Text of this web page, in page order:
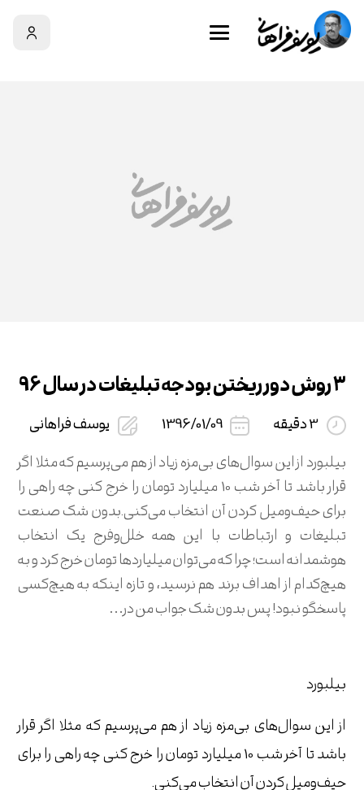
3 روش دور ریختن بودجه تبلیغات در سال 96
3 دقیقه 1396/01/09
یوسف فراهانی
بیلبورد از این سوال‌های بی‌مزه زیاد از هم می‌پرسیم که مثلا اگر
قرار باشد تا آخر شب 10 میلیارد تومان را خرج کنی چه راهی را
برای حیف‌و‌میل کردن آن انتخاب می‌کنی.بدون شک صنعت
تبلیغات و ارتباطات با این همه خلل‌و‌فرج یک انتخاب
هوشمدانه است؛ چرا که می‌توان میلیاردها تومان خرج کرد و به
هیچ‌کدام از اهداف برند هم نرسید، و تازه اینکه به هیچ‌کسی
پاسخگو نبود! پس بدون شک جواب من در…
بیلبورد
از این سوال‌های بی‌مزه زیاد از هم می‌پرسیم که مثلا اگر قرار
باشد تا آخر شب 10 میلیارد تومان را خرج کنی چه راهی را برای
حیف‌و‌میل کردن آن انتخاب می‌کنی.